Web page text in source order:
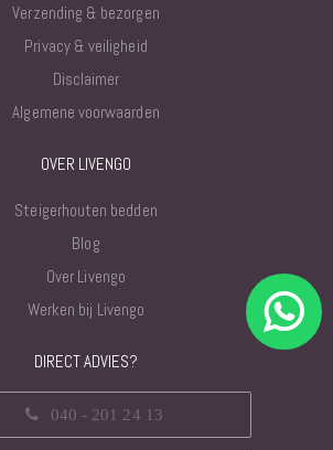
Verzending & bezorgen
Privacy & veiligheid
Disclaimer
Algemene voorwaarden
OVER LIVENGO
Steigerhouten bedden
Blog
Over Livengo
Werken bij Livengo
DIRECT ADVIES?
040 - 201 24 13